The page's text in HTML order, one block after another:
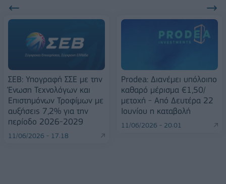
ΣΕΒ: Υπογραφή ΣΣΕ με την
Ένωση Τεχνολόγων και
Επιστημόνων Τροφίμων με
αυξήσεις 7,2% για την
περίοδο 2026-2029
11/06/2026 - 17:18
Prodea: Διανέμει υπόλοιπο
καθαρό μέρισμα €1,50/
μετοχή - Από Δευτέρα 22
Ιουνίου η καταβολή
11/06/2026 - 20:01